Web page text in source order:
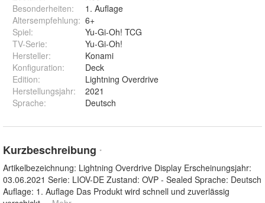
Besonderheiten:
1. Auflage
Altersempfehlung: 6+
Spiel:
Yu-Gi-Oh! TCG
TV-Serie:
Yu-Gi-Oh!
Hersteller:
Konami
Konfiguration:
Deck
Edition:
Lightning Overdrive
Herstellungsjahr:
2021
Sprache: Deutsch
Kurzbeschreibung *
Artikelbezeichnung: Lightning Overdrive Display Erscheinungsjahr:
03.06.2021 Serie: LIOV-DE Zustand: OVP - Sealed Sprache: Deutsch
Auflage: 1. Auflage Das Produkt wird schnell und zuverlässig